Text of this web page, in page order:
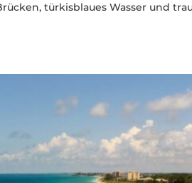
türkisblaues Wasser und